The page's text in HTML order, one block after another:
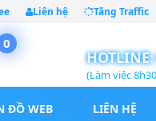
Tăng Traffic
Liên hệ
0
HOTLINE:
(Làm việc
ĐỒ WEB LIÊN HỆ